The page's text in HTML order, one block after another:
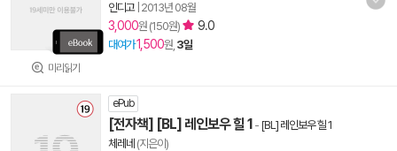
미리읽기
인디고| 2013년 08월
3,000원 (150원) 9.0
대여가1,500원, 3일
ePub
[전자책] [BL] 레인보우 힐 1 - [BL] 레인보우 힐 1
체레네 (지은이)